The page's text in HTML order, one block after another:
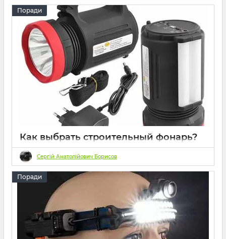
Поради
Как выбрать строительный фонарь?
20 2023
Сергій Анатолійович Борисов
Поради